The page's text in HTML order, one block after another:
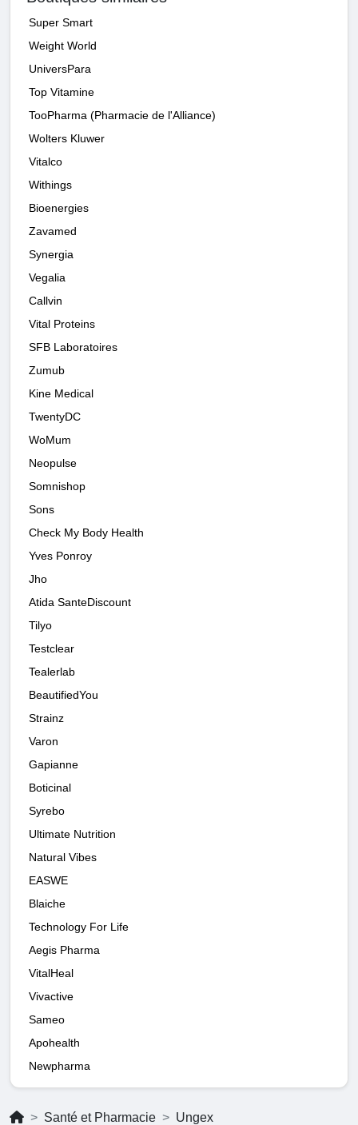
Super Smart
Weight World
UniversPara
Top Vitamine
TooPharma (Pharmacie de l'Alliance)
Wolters Kluwer
Vitalco
Withings
Bioenergies
Zavamed
Synergia
Vegalia
Callvin
Vital Proteins
SFB Laboratoires
Zumub
Kine Medical
TwentyDC
WoMum
Neopulse
Somnishop
Sons
Check My Body Health
Yves Ponroy
Jho
Atida SanteDiscount
Tilyo
Testclear
Tealerlab
BeautifiedYou
Strainz
Varon
Gapianne
Boticinal
Syrebo
Ultimate Nutrition
Natural Vibes
EASWE
Blaiche
Technology For Life
Aegis Pharma
VitalHeal
Vivactive
Sameo
Apohealth
Newpharma
Santé et Pharmacie Ungex